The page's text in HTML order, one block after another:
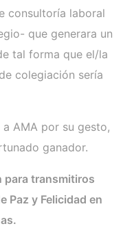
consultoría laboral
que generara un
tal forma que el/la
colegiación sería
AMA por su gesto,
ganador.
para transmitiros
Paz y Felicidad en